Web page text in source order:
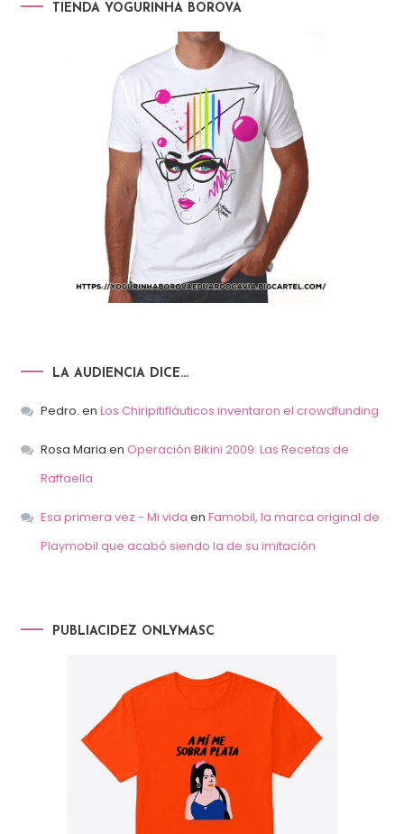
TIENDA YOGURINHA BOROVA
LA AUDIENCIA DICE…
Pedro. en Los Chiripitifláuticos inventaron el crowdfunding
Rosa Maria en Operación Bikini 2009: Las Recetas de
Raffaella
Esa primera vez - Mi vida en Famobil, la marca original de
Playmobil que acabó siendo la de su imitación
PUBLIACIDEZ ONLYMASC